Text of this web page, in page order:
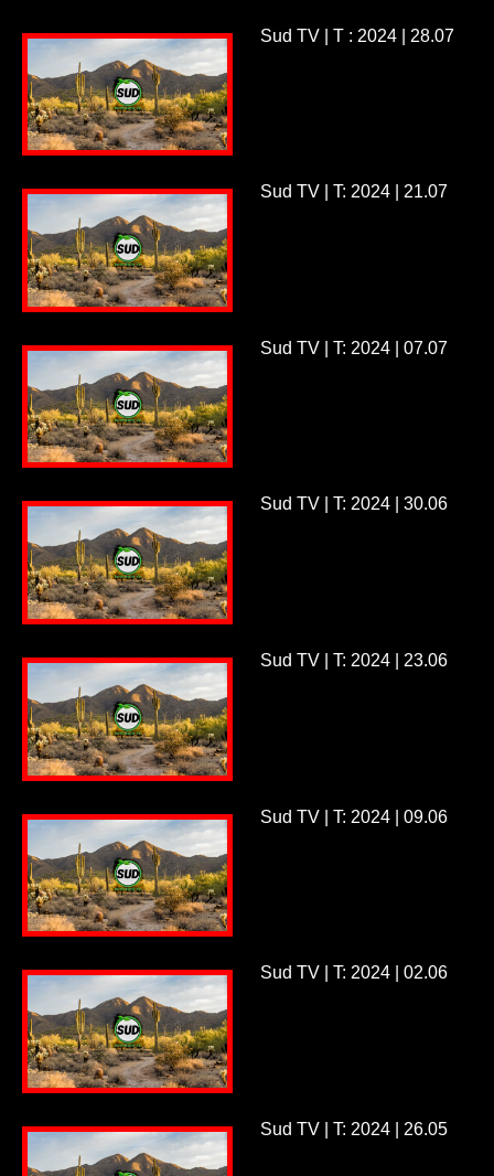
Sud TV | T : 2024 | 28.07
Sud TV | T: 2024 | 21.07
Sud TV | T: 2024 | 07.07
Sud TV | T: 2024 | 30.06
Sud TV | T: 2024 | 23.06
Sud TV | T: 2024 | 09.06
Sud TV | T: 2024 | 02.06
Sud TV | T: 2024 | 26.05